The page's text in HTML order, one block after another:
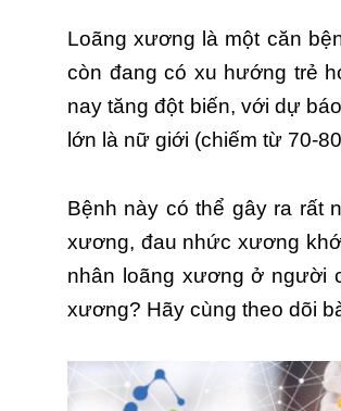
Loãng xương là một căn
còn đang có xu hướng trẻ
nay tăng đột biến, với dự
lớn là nữ giới (chiếm từ 70-
Bệnh này có thể gây ra rất
xương, đau nhức xương
nhân loãng xương ở người
xương? Hãy cùng theo dõi